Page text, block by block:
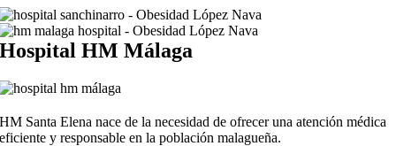
Hospital HM Málaga
HM Santa Elena nace de la necesidad de ofrecer una atención médica
eficiente y responsable en la población malagueña.